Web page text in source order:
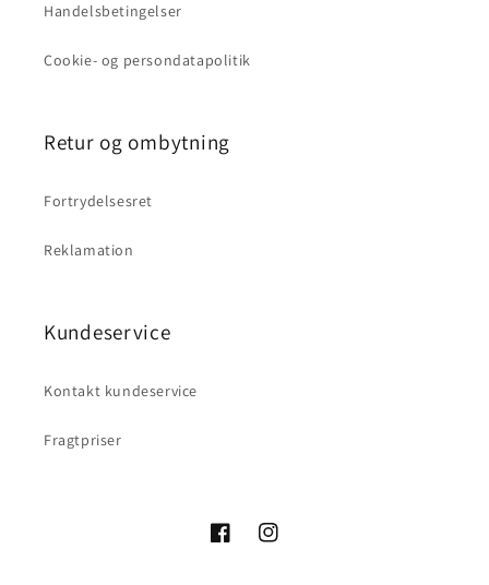
Handelsbetingelser
Cookie- og persondatapolitik
Retur og ombytning
Fortrydelsesret
Reklamation
Kundeservice
Kontakt kundeservice
Fragtpriser
FacebookInstagram